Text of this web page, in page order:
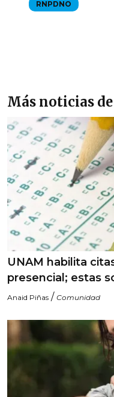
RNPDNO
Más noticias
UNAM habilita
presencial; estas
Anaid Piñas / Comunidad